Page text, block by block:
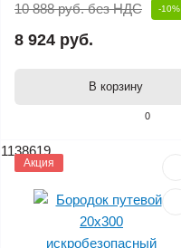
0
10 888 руб.без НДС -10%
8 924 руб.
В корзину
1138619
Акция